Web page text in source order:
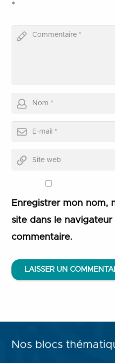
*
Enregistrer mon nom,
site dans le
commentaire.
LAISSER UN
Nos blocs